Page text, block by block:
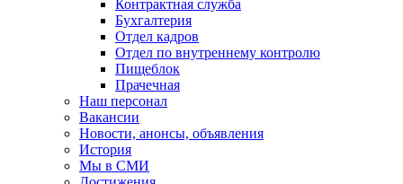
Контрактная служба
Бухгалтерия
Отдел кадров
Отдел по внутреннему контролю
Пищеблок
Прачечная
Наш персонал
Вакансии
Новости, анонсы, объявления
История
Мы в СМИ